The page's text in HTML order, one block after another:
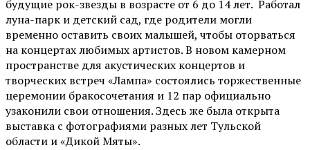
будущие рок-звезды в возрасте от 6 до 14 лет. Работал
луна-парк и детский сад, где родители могли
временно оставить своих малышей, чтобы оторваться
на концертах любимых артистов. В новом камерном
пространстве для акустических концертов и
творческих встреч «Лампа» состоялись торжественные
церемонии бракосочетания и 12 пар официально
узаконили свои отношения. Здесь же была открыта
выставка с фотографиями разных лет Тульской
области и «Дикой Мяты».